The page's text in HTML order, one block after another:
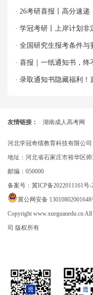
· 26考研喜报丨高分速
· 学冠考研丨上岸计划非
· 全国研究生报考条件与
· 喜报｜一纸通知书，终
· 录取通知书隐藏福利！
友情链接： 湖南成人高考网
河北学冠奇绩教育科技有限公司
地址：河北省石家庄市裕华区师
邮编：050000
备案号： 冀ICP备2022011161号-
冀公网安备 13010802001648
Copyright www.xueguanedu.cn
司 版权所有